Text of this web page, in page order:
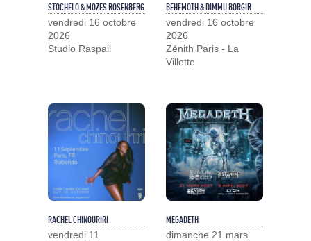
STOCHELO & MOZES ROSENBERG
vendredi 16 octobre
2026
Studio Raspail
BEHEMOTH & DIMMU BORGIR
vendredi 16 octobre
2026
Zénith Paris - La
Villette
RACHEL CHINOURIRI
vendredi 11
MEGADETH
dimanche 21 mars